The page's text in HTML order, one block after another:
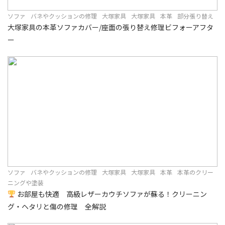
ソファ バネやクッションの修理 大塚家具 大塚家具 本革 部分張り替え
大塚家具の本革ソファカバー/座面の張り替え修理ビフォーアフタ
ー
ソファ バネやクッションの修理 大塚家具 大塚家具 本革 本革のクリー
ニングや塗装
お部屋も快適 高級レザーカウチソファが蘇る！クリーニン
グ・ヘタリと傷の修理 全解説